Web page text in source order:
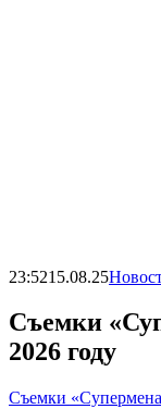
23:5215.08.25
Съемки
2026 году
Съемки «Супермена